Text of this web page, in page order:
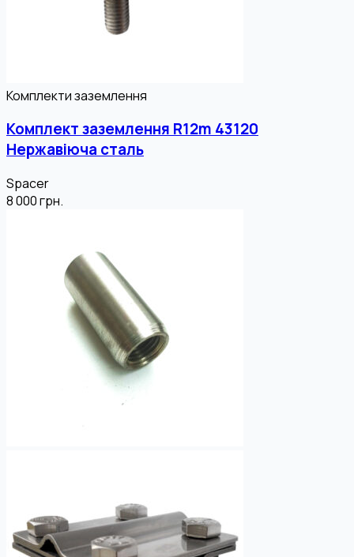
Комплекти заземлення
Комплект заземлення R12m 43120
Нержавіюча сталь
Spacer
8 000грн.